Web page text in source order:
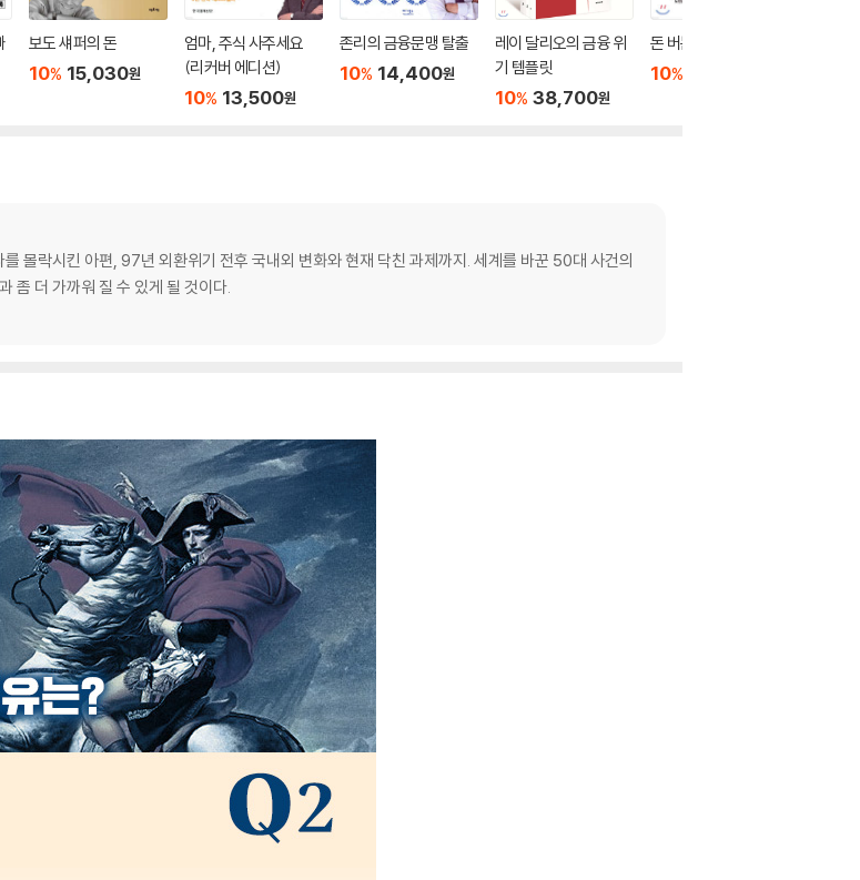
보도 섀퍼의 돈
10% 15,030원
엄마, 주식 사주세요
(리커버 에디션)
10% 13,500원
존리의 금융문맹 탈출
10% 14,400원
레이 달리오의 금융 위
기 템플릿
10% 38,700원
돈 버는 80가지 습관
10%
몰락시킨 아편, 97년 외환위기 전후 국내외 변화와 현재 닥친 과제까지. 세계를 바꾼 50대 사건의
좀 더 가까워 질 수 있게 될 것이다.